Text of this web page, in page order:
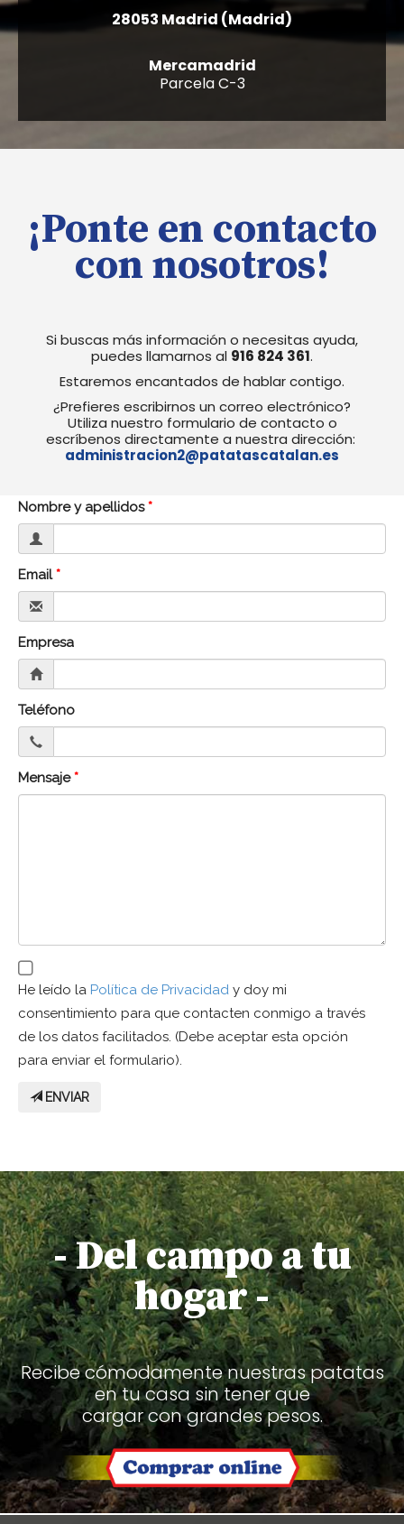
28053 Madrid (Madrid)
Mercamadrid
Parcela C-3
¡Ponte en contacto
con nosotros!
Si buscas más información o necesitas ayuda,
puedes llamarnos al 916 824 361.
Estaremos encantados de hablar contigo.
¿Prefieres escribirnos un correo electrónico?
Utiliza nuestro formulario de contacto o
escríbenos directamente a nuestra dirección:
administracion2@patatascatalan.es
Nombre y apellidos
Email
Empresa
Teléfono
Mensaje
He leído la Política de Privacidad y doy mi
consentimiento para que contacten conmigo a través
de los datos facilitados. (Debe aceptar esta opción
para enviar el formulario).
ENVIAR
- Del campo a tu
hogar -
Recibe cómodamente nuestras patatas
en tu casa sin tener que
cargar con grandes pesos.